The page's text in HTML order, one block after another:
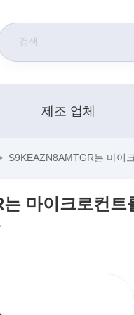
제조 업체
S9KEAZN8AMTGR는 마이
마이크로컨